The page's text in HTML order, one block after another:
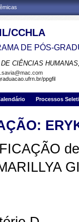
CCHLA
DE PÓS-
CIÊNCIAS
ppgfil
Processos